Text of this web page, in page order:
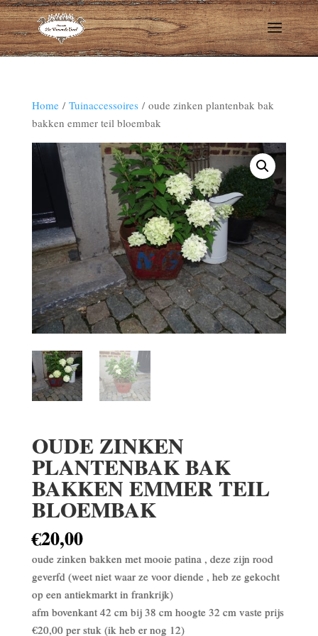
Home/ Tuinaccessoires/ oude zinken plantenbak bak
bakken emmer teil bloembak
OUDE ZINKEN
PLANTENBAK BAK
BAKKEN EMMER TEIL
BLOEMBAK
€20,00
oude zinken bakken met mooie patina , deze zijn rood
geverfd (weet niet waar ze voor diende , heb ze gekocht
op een antiekmarkt in frankrijk)
afm bovenkant 42 cm bij 38 cm hoogte 32 cm vaste prijs
€20,00 per stuk (ik heb er nog 12)